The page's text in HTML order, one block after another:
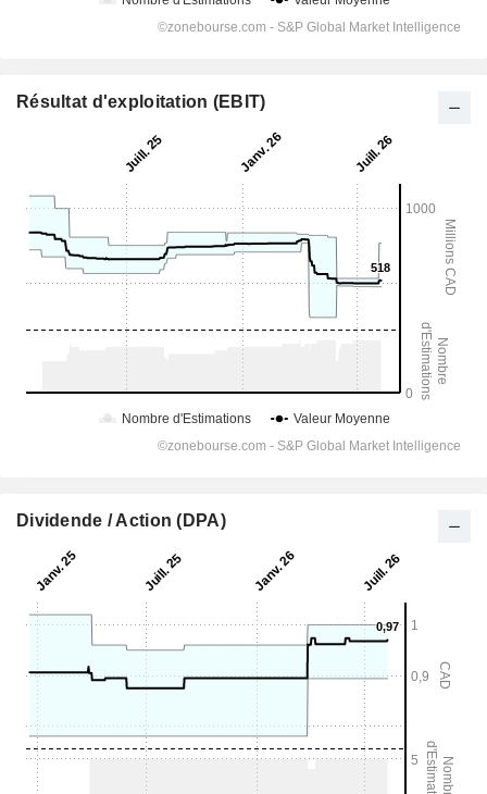
Résultat d'exploitation (EBIT)
Dividende / Action (DPA)